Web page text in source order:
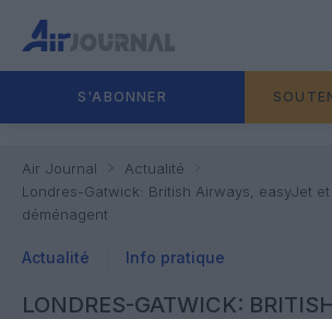
S'ABONNER
Air Journal
Actualité
Londres-Gatwick: British Airways, easyJet
déménagent
Actualité Info pratique
LONDRES-GATWICK: